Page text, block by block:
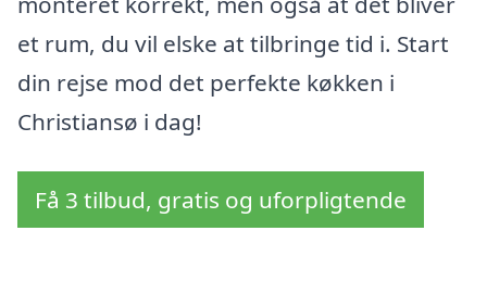
et rum, du vil elske at tilbringe tid i. Start
din rejse mod det perfekte køkken i
Christiansø i dag!
Få 3 tilbud, gratis og uforpligtende